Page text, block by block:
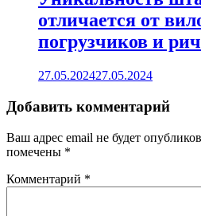
отличается от
погрузчиков и
27.05.202427.05.2024
Добавить комментарий
Ваш адрес email не будет
помечены *
Комментарий *